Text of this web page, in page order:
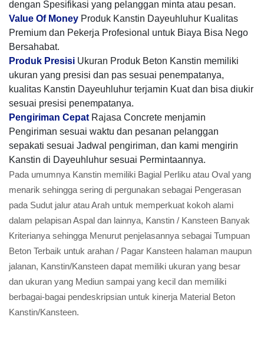
dengan Spesifikasi yang pelanggan minta atau pesan.
Value Of Money Produk Kanstin Dayeuhluhur Kualitas
Premium dan Pekerja Profesional untuk Biaya Bisa Nego
Bersahabat.
Produk Presisi Ukuran Produk Beton Kanstin memiliki
ukuran yang presisi dan pas sesuai penempatanya,
kualitas Kanstin Dayeuhluhur terjamin Kuat dan bisa diukir
sesuai presisi penempatanya.
Pengiriman Cepat Rajasa Concrete menjamin
Pengiriman sesuai waktu dan pesanan pelanggan
sepakati sesuai Jadwal pengiriman, dan kami mengirin
Kanstin di Dayeuhluhur sesuai Permintaannya.
Pada umumnya Kanstin memiliki Bagial Perliku atau Oval yang
menarik sehingga sering di pergunakan sebagai Pengerasan
pada Sudut jalur atau Arah untuk memperkuat kokoh alami
dalam pelapisan Aspal dan lainnya, Kanstin / Kansteen Banyak
Kriterianya sehingga Menurut penjelasannya sebagai Tumpuan
Beton Terbaik untuk arahan / Pagar Kansteen halaman maupun
jalanan, Kanstin/Kansteen dapat memiliki ukuran yang besar
dan ukuran yang Mediun sampai yang kecil dan memiliki
berbagai-bagai pendeskripsian untuk kinerja Material Beton
Kanstin/Kansteen.